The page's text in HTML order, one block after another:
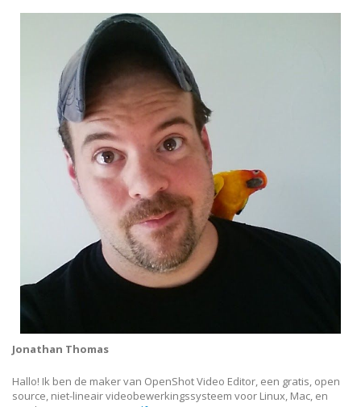
Jonathan Thomas
Hallo! Ik ben de maker van OpenShot Video Editor, een gratis, open
source, niet-lineair videobewerkingssysteem voor Linux, Mac, en